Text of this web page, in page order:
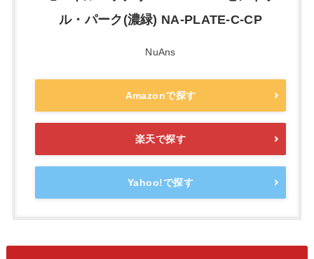
ル・パーク(濃緑) NA-PLATE-C-CP
NuAns
Amazonで探す
楽天で探す
Yahoo!で探す